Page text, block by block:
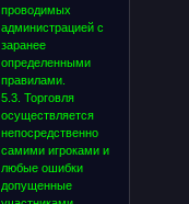
проводимых
администрацией с
заранее
определенными
правилами.
5.3. Торговля
осуществляется
непосредственно
самими игроками и
любые ошибки
допущенные